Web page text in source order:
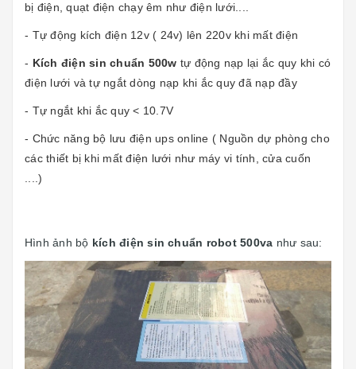
bị điện, quạt điện chạy êm như điện lưới....
- Tự động kích điện 12v ( 24v) lên 220v khi mất điện
- Kích điện sin chuẩn 500w tự động nạp lại ắc quy khi có
điện lưới và tự ngắt dòng nạp khi ắc quy đã nạp đầy
- Tự ngắt khi ắc quy < 10.7V
- Chức năng bộ lưu điện ups online ( Nguồn dự phòng cho
các thiết bị khi mất điện lưới như máy vi tính, cửa cuốn
....)
Hình ảnh bộ kích điện sin chuẩn robot 500va như sau: